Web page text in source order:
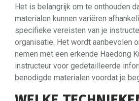
Het is belangrijk om te onthouden
materialen kunnen variëren
specifieke vereisten van je
organisatie. Het wordt aanbevolen
nemen met een erkende Haedong
instructeur voor gedetailleerde
benodigde materialen voordat je